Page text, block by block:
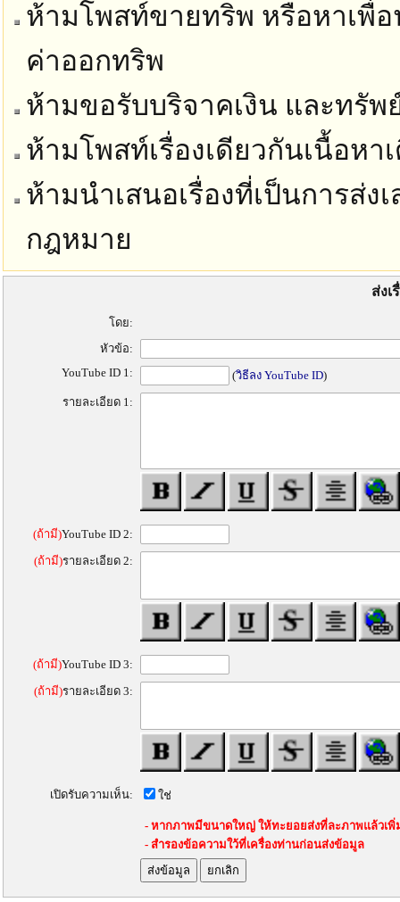
ห้ามโพสท์ขายทริพ หรือหาเพื่
ค่าออกทริพ
ห้ามขอรับบริจาคเงิน และทรั
ห้ามโพสท์เรื่องเดียวกันเนื้อหา
ห้ามนำเสนอเรื่องที่เป็นการส่ง
กฎหมาย
ส่งเ
โดย:
หัวข้อ:
YouTube ID 1:
(วิธีลง YouTube ID)
รายละเอียด 1:
(ถ้ามี)YouTube ID 2:
(ถ้ามี)รายละเอียด 2:
(ถ้ามี)YouTube ID 3:
(ถ้ามี)รายละเอียด 3:
เปิดรับความเห็น: ใช่
- หากภาพมีขนาดใหญ่ ให้ทะยอยส่งที่ละภาพแล้วเ
- สำรองข้อความใว้ที่เครื่องท่านก่อนส่งข้อมูล